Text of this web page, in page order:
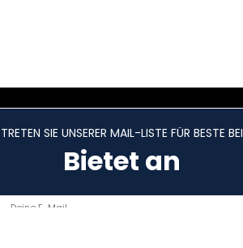
TRETEN SIE UNSERER MAIL-LISTE FÜR BESTE BEI
Bietet an